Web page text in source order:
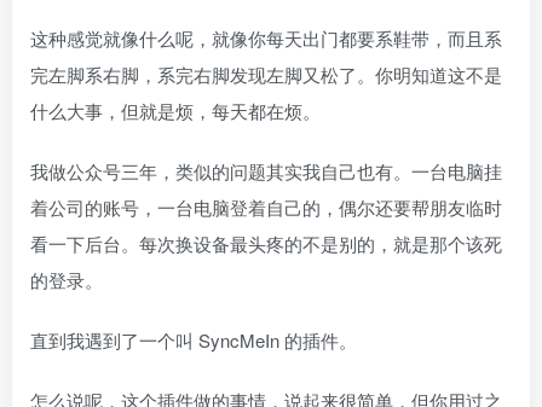
这种感觉就像什么呢，就像你每天出门都要系鞋带，而且系
完左脚系右脚，系完右脚发现左脚又松了。你明知道这不是
什么大事，但就是烦，每天都在烦。
我做公众号三年，类似的问题其实我自己也有。一台电脑挂
着公司的账号，一台电脑登着自己的，偶尔还要帮朋友临时
看一下后台。每次换设备最头疼的不是别的，就是那个该死
的登录。
直到我遇到了一个叫 SyncMeIn 的插件。
怎么说呢，这个插件做的事情，说起来很简单，但你用过之